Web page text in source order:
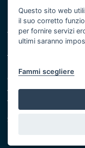
Protezione civile
Vai al sito di
Note legali
Cookie e privacy
Amministrazione
Atti di notifica
Feed RSS
Servizi Intranet
Questo sito web
il suo corretto
per fornire servizi
ultimi saranno
Fammi scegliere